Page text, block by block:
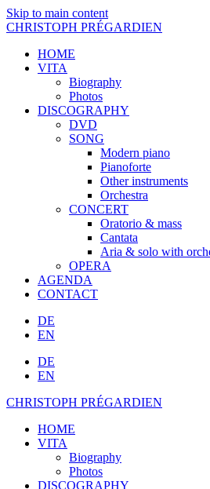
Skip to main content
CHRISTOPH PRÉGARDIEN
HOME
VITA
Biography
Photos
DISCOGRAPHY
DVD
SONG
Modern piano
Pianoforte
Other instruments
Orchestra
CONCERT
Oratorio & mass
Cantata
Aria & solo with
OPERA
AGENDA
CONTACT
DE
EN
DE
EN
CHRISTOPH PRÉGARDIEN
HOME
VITA
Biography
Photos
DISCOGRAPHY